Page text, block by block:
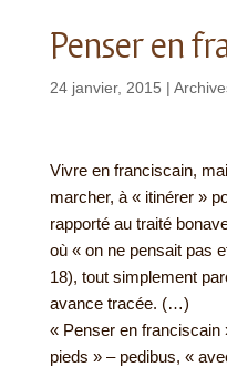
Penser en
24 janvier, 2015 |
Vivre en franciscain,
marcher, à « itinérer »
rapporté au traité
où « on ne pensait pas
18), tout simplement
avance tracée. (…)
« Penser en franciscain
pieds » – pedibus, «